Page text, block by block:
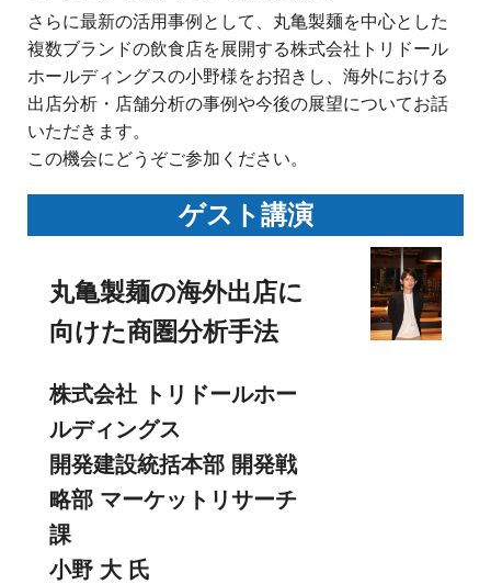
置
情
報
た
め
策、
ジ
オ・
IoT
等
の
図
さらに最新の活用事例として、丸亀製麺を中心とした
複数ブランドの飲食店を展開する株式会社トリドール
ホールディングスの小野様をお招きし、海外における
出店分析・店舗分析の事例や今後の展望についてお話
いただきます。
この機会にどうぞご参加ください。
ゲスト講演
丸亀製麺の海外出店に
向けた商圏分析手法
株式会社 トリドールホー
ルディングス
開発建設統括本部 開発戦
略部 マーケットリサーチ
課
小野 大 氏